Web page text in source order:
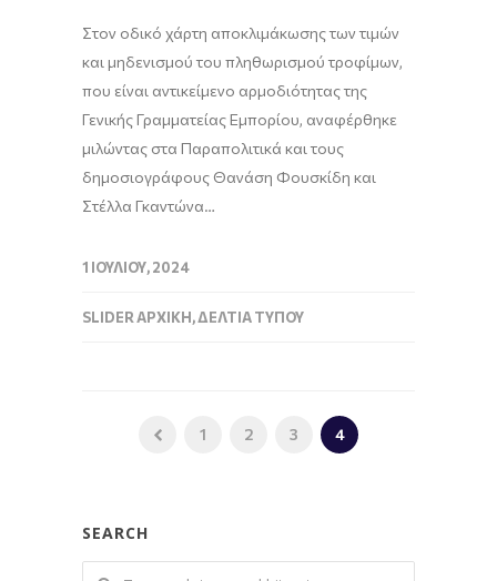
Στον οδικό χάρτη αποκλιμάκωσης των τιμών
και μηδενισμού του πληθωρισμού τροφίμων,
που είναι αντικείμενο αρμοδιότητας της
Γενικής Γραμματείας Εμπορίου, αναφέρθηκε
μιλώντας στα Παραπολιτικά και τους
δημοσιογράφους Θανάση Φουσκίδη και
Στέλλα Γκαντώνα…
1 ΙΟΥΛΊΟΥ, 2024
SLIDER ΑΡΧΙΚΉ,ΔΕΛΤΊΑ ΤΎΠΟΥ
1 2 3 4
SEARCH